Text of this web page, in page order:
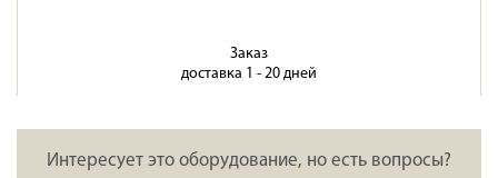
Заказ
доставка 1 - 20 дней
Интересует это оборудование, но есть вопросы?